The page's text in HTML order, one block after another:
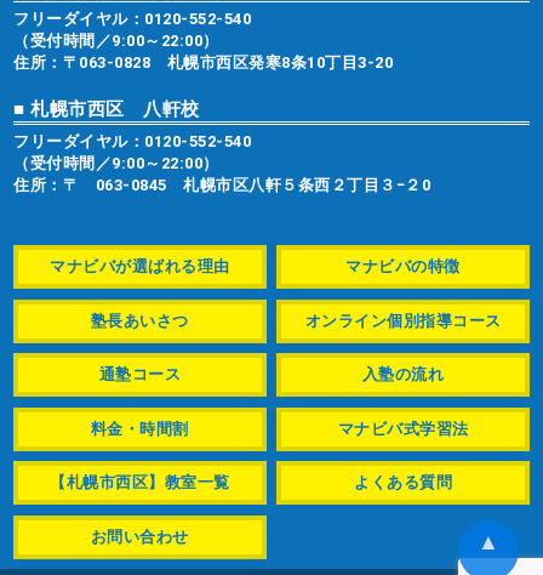
フリーダイヤル： 0120-552-540
（受付時間／9:00～22:00）
住所：〒063-0828 札幌市西区発寒8条10丁目3-20
■ 札幌市西区 八軒校
フリーダイヤル： 0120-552-540
（受付時間／9:00～22:00）
住所：〒 063-0845 札幌市区八軒５条西２丁目３−２0
マナビバが選ばれる理由 マナビバの特徴
塾長あいさつ オンライン個別指導コース
通塾コース 入塾の流れ
料金・時間割 マナビバ式学習法
【札幌市西区】教室一覧 よくある質問
お問い合わせ ▲